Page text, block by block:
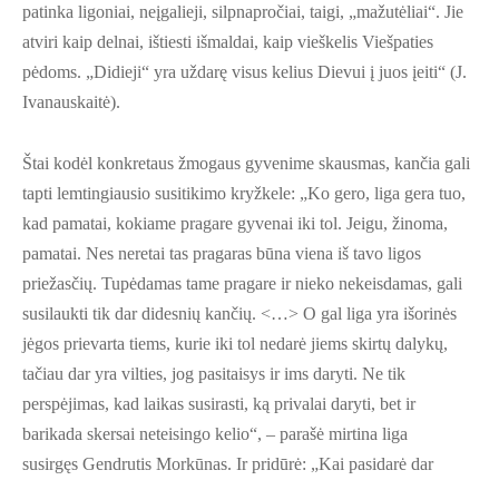
patinka ligoniai, neįgalieji, silpnapročiai, taigi, „mažutėliai“. Jie
atviri kaip delnai, ištiesti išmaldai, kaip vieškelis Viešpaties
pėdoms. „Didieji“ yra uždarę visus kelius Dievui į juos įeiti“ (J.
Ivanauskaitė).
Štai kodėl konkretaus žmogaus gyvenime skausmas, kančia gali
tapti lemtingiausio susitikimo kryžkele: „Ko gero, liga gera tuo,
kad pamatai, kokiame pragare gyvenai iki tol. Jeigu, žinoma,
pamatai. Nes neretai tas pragaras būna viena iš tavo ligos
priežasčių. Tupėdamas tame pragare ir nieko nekeisdamas, gali
susilaukti tik dar didesnių kančių. <…> O gal liga yra išorinės
jėgos prievarta tiems, kurie iki tol nedarė jiems skirtų dalykų,
tačiau dar yra vilties, jog pasitaisys ir ims daryti. Ne tik
perspėjimas, kad laikas susirasti, ką privalai daryti, bet ir
barikada skersai neteisingo kelio“, – parašė mirtina liga
susirgęs Gendrutis Morkūnas. Ir pridūrė: „Kai pasidarė dar